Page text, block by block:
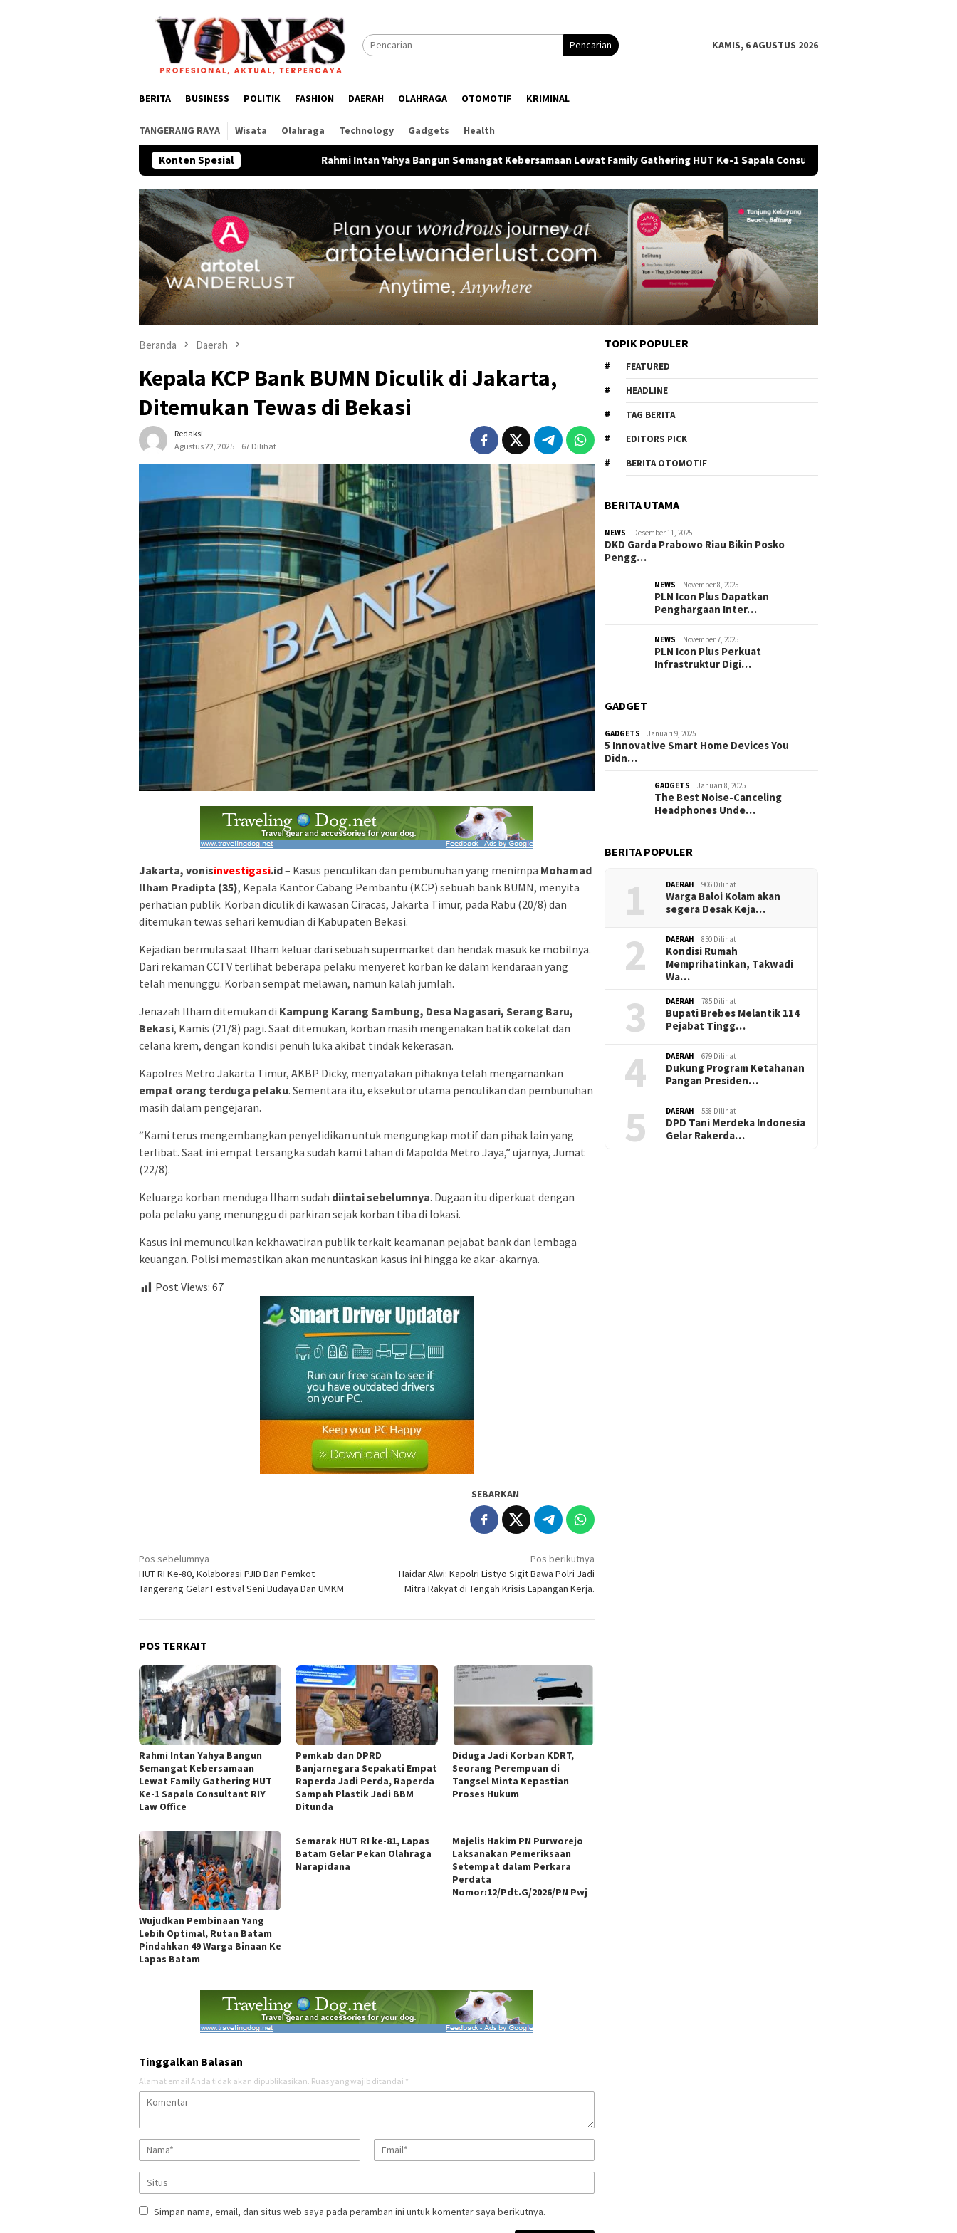
Pencarian KAMIS, 6 AGUSTUS 2026
BERITA BUSINESS POLITIK FASHION DAERAH OLAHRAGA OTOMOTIF KRIMINAL
TANGERANG RAYA Wisata Olahraga Technology Gadgets Health
Konten Spesial Rahmi Intan Yahya Bangun Semangat Kebersamaan Lewat Family Gathering HUT Ke-1 Sapala Consultant RIY Law Office
Beranda Daerah
Kepala KCP Bank BUMN Diculik di Jakarta,
Ditemukan Tewas di Bekasi
Redaksi
Agustus 22, 2025
67 Dilihat
Jakarta, vonisinvestigasi.id– Kasus penculikan dan pembunuhan yang menimpa Mohamad
Ilham Pradipta (35), Kepala Kantor Cabang Pembantu (KCP) sebuah bank BUMN, menyita
perhatian publik. Korban diculik di kawasan Ciracas, Jakarta Timur, pada Rabu (20/8) dan
ditemukan tewas sehari kemudian di Kabupaten Bekasi.
Kejadian bermula saat Ilham keluar dari sebuah supermarket dan hendak masuk ke mobilnya.
Dari rekaman CCTV terlihat beberapa pelaku menyeret korban ke dalam kendaraan yang
telah menunggu. Korban sempat melawan, namun kalah jumlah.
Jenazah Ilham ditemukan di Kampung Karang Sambung, Desa Nagasari, Serang Baru,
Bekasi, Kamis (21/8) pagi. Saat ditemukan, korban masih mengenakan batik cokelat dan
celana krem, dengan kondisi penuh luka akibat tindak kekerasan.
Kapolres Metro Jakarta Timur, AKBP Dicky, menyatakan pihaknya telah mengamankan
empat orang terduga pelaku. Sementara itu, eksekutor utama penculikan dan pembunuhan
masih dalam pengejaran.
“Kami terus mengembangkan penyelidikan untuk mengungkap motif dan pihak lain yang
terlibat. Saat ini empat tersangka sudah kami tahan di Mapolda Metro Jaya,” ujarnya, Jumat
(22/8).
Keluarga korban menduga Ilham sudah diintai sebelumnya. Dugaan itu diperkuat dengan
pola pelaku yang menunggu di parkiran sejak korban tiba di lokasi.
Kasus ini memunculkan kekhawatiran publik terkait keamanan pejabat bank dan lembaga
keuangan. Polisi memastikan akan menuntaskan kasus ini hingga ke akar-akarnya.
Post Views: 67
SEBARKAN
Navigasi
pos
Pos sebelumnya
HUT RI Ke-80, Kolaborasi PJID Dan Pemkot
Tangerang Gelar Festival Seni Budaya Dan UMKM
Pos berikutnya
Haidar Alwi: Kapolri Listyo Sigit Bawa Polri Jadi
Mitra Rakyat di Tengah Krisis Lapangan Kerja.
POS TERKAIT
Rahmi Intan Yahya Bangun
Semangat Kebersamaan
Lewat Family Gathering HUT
Ke-1 Sapala Consultant RIY
Law Office
Pemkab dan DPRD
Banjarnegara Sepakati Empat
Raperda Jadi Perda, Raperda
Sampah Plastik Jadi BBM
Ditunda
Diduga Jadi Korban KDRT,
Seorang Perempuan di
Tangsel Minta Kepastian
Proses Hukum
Wujudkan Pembinaan Yang
Lebih Optimal, Rutan Batam
Pindahkan 49 Warga Binaan Ke
Lapas Batam
Semarak HUT RI ke-81, Lapas
Batam Gelar Pekan Olahraga
Narapidana
Majelis Hakim PN Purworejo
Laksanakan Pemeriksaan
Setempat dalam Perkara
Perdata
Nomor:12/Pdt.G/2026/PN Pwj
Tinggalkan Balasan
Alamat email Anda tidak akan dipublikasikan. Ruas yang wajib ditandai *
Simpan nama, email, dan situs web saya pada peramban ini untuk komentar saya berikutnya.
TOPIK POPULER
FEATURED
HEADLINE
TAG BERITA
EDITORS PICK
BERITA OTOMOTIF
BERITA UTAMA
NEWS Desember 11, 2025
DKD Garda Prabowo Riau Bikin Posko
Pengg…
NEWS November 8, 2025
PLN Icon Plus Dapatkan
Penghargaan Inter…
NEWS November 7, 2025
PLN Icon Plus Perkuat
Infrastruktur Digi…
GADGET
GADGETS Januari 9, 2025
5 Innovative Smart Home Devices You
Didn…
GADGETS Januari 8, 2025
The Best Noise-Canceling
Headphones Unde…
BERITA POPULER
1 DAERAH 906 Dilihat
Warga Baloi Kolam akan
segera Desak Keja…
2 DAERAH 850 Dilihat
Kondisi Rumah
Memprihatinkan, Takwadi
Wa…
3 DAERAH 785 Dilihat
Bupati Brebes Melantik 114
Pejabat Tingg…
4 DAERAH 679 Dilihat
Dukung Program Ketahanan
Pangan Presiden…
5 DAERAH 558 Dilihat
DPD Tani Merdeka Indonesia
Gelar Rakerda…